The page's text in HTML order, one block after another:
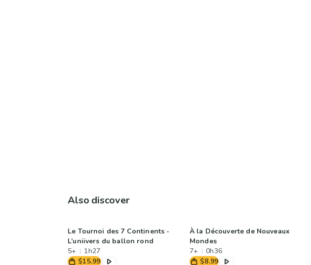
Also discover
Le Tournoi des 7 Continents -
L’uniivers du ballon rond
5+
1h27
$15.99
À la Découverte de Nouveaux
Mondes
7+
0h36
$8.99